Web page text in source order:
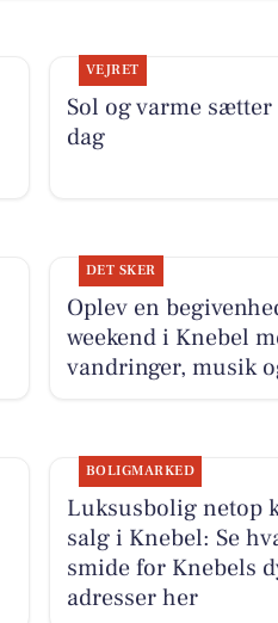
VEJRET
Sol og varme
dag
DET SKER
Oplev en
weekend i Knebel
vandringer, musik
BOLIGMARKED
Luksusbolig netop
salg i Knebel: Se
smide for Knebels
adresser her